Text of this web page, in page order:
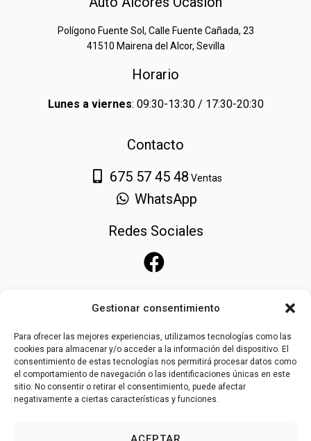
Gestionar consentimiento
Para ofrecer las mejores experiencias, utilizamos tecnologías como las
cookies para almacenar y/o acceder a la información del dispositivo. El
consentimiento de estas tecnologías nos permitirá procesar datos como
el comportamiento de navegación o las identificaciones únicas en este
sitio. No consentir o retirar el consentimiento, puede afectar
negativamente a ciertas características y funciones.
Polígono Fuente Sol, Calle Fuente Cañada, 23
41510 Mairena del Alcor, Sevilla
Horario
Lunes a viernes: 09:30-13:30 / 17:30-20:30
Contacto
675 57 45 48 Ventas
WhatsApp
Redes Sociales